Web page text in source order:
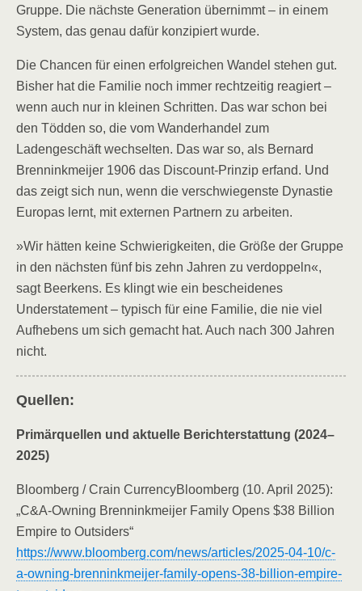
Gruppe. Die nächste Generation übernimmt – in einem
System, das genau dafür konzipiert wurde.
Die Chancen für einen erfolgreichen Wandel stehen gut.
Bisher hat die Familie noch immer rechtzeitig reagiert –
wenn auch nur in kleinen Schritten. Das war schon bei
den Tödden so, die vom Wanderhandel zum
Ladengeschäft wechselten. Das war so, als Bernard
Brenninkmeijer 1906 das Discount-Prinzip erfand. Und
das zeigt sich nun, wenn die verschwiegenste Dynastie
Europas lernt, mit externen Partnern zu arbeiten.
»Wir hätten keine Schwierigkeiten, die Größe der Gruppe
in den nächsten fünf bis zehn Jahren zu verdoppeln«,
sagt Beerkens. Es klingt wie ein bescheidenes
Understatement – typisch für eine Familie, die nie viel
Aufhebens um sich gemacht hat. Auch nach 300 Jahren
nicht.
Quellen:
Primärquellen und aktuelle Berichterstattung (2024–
2025)
Bloomberg / Crain CurrencyBloomberg (10. April 2025):
„C&A-Owning Brenninkmeijer Family Opens $38 Billion
Empire to Outsiders“
https://www.bloomberg.com/news/articles/2025-04-10/c-
a-owning-brenninkmeijer-family-opens-38-billion-empire-